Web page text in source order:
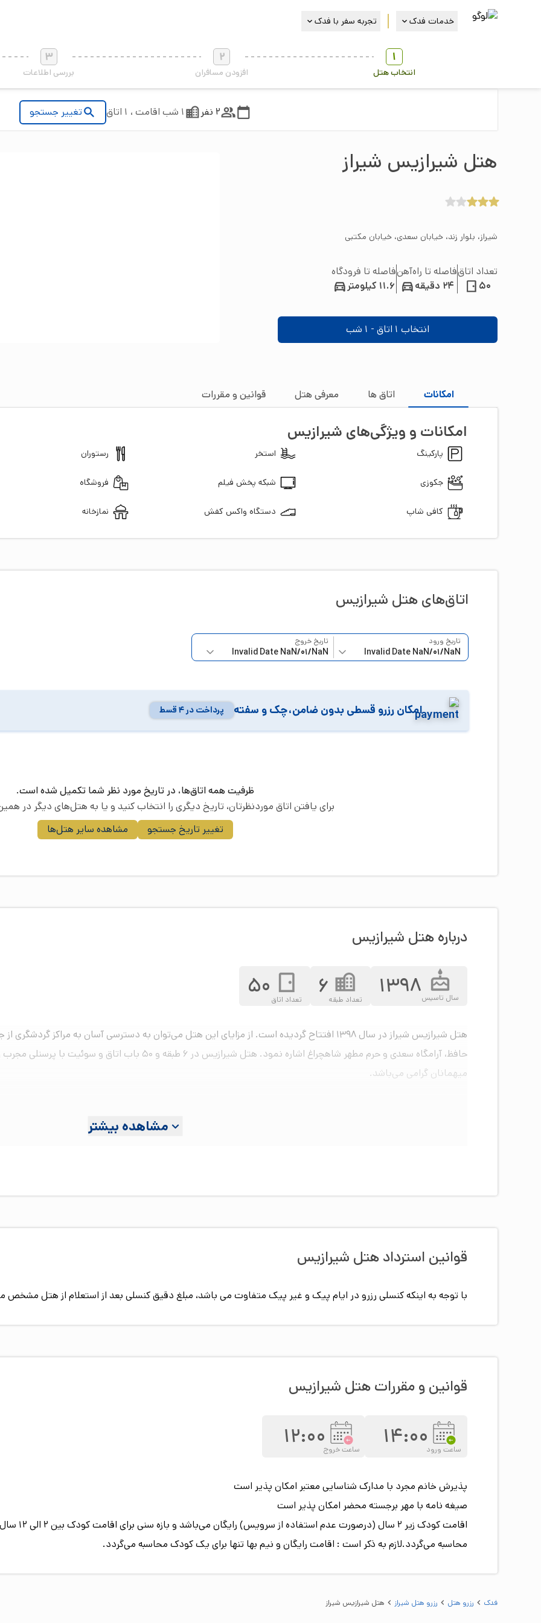
خدمات فدک تجربه سفر با فدک
1
انتخاب هتل
2
افزودن مسافران
3
بررسی اطلاعات
2 نفر 1 شب اقامت ، 1 اتاق تغییر جستجو
هتل شیرازیس شيراز
شیراز، بلوار زند، خیابان سعدی، خیابان مکتبی
تعداد اتاق
50
فاصله تا راه‌آهن
24 دقیقه
فاصله تا فرودگاه
11.6 کیلومتر
انتخاب 1 اتاق - 1 شب
امکانات اتاق‌ ها معرفی هتل قوانین و مقررات
امکانات و ویژگی‌های شیرازیس
پارکینگ
جکوزی
کافی شاپ
استخر
شبکه پخش فیلم
دستگاه واکس کفش
رستوران
فروشگاه
نمازخانه
اتاق‌‌های هتل شیرازیس
تاریخ ورود تاریخ خروج
امکان رزرو قسطی بدون ضامن،چک و سفته پرداخت در ۴ قسط
ظرفیت همه اتاق‌ها، در تاریخ مورد نظر شما تکمیل شده است.
برای یافتن اتاق موردنظرتان، تاریخ دیگری را انتخاب کنید و یا به هتل‌های دیگر در
تغییر تاریخ جستجو
مشاهده سایر هتل‌ها
درباره هتل شیرازیس
سال تاسیس1398 تعداد طبقه6 تعداد اتاق 50
هتل شیرازیس شیراز در سال ۱۳۹۸ افتتاح گردیده است. از مزایای این هتل می‌توان به دسترسی آسان به مراکز
حافظ، آرامگاه سعدی و حرم مطهر شاهچراغ اشاره نمود. هتل شیرازیس در
میهمانان گرامی می‌باشد.
مشاهده بیشتر
قوانین استرداد هتل شیرازیس
با توجه به اینکه کنسلی رزرو در ایام پیک و غیر پیک متفاوت می باشد، مبلغ دقیق کنسلی بعد از استعلام از هتل
قوانین و مقررات هتل شیرازیس
ساعت ورود14:00 ساعت خروج12:00
پذیرش خانم مجرد با مدارک شناسایی معتبر امکان پذیر است
صیغه نامه با مهر برجسته محضر امکان پذیر است
اقامت
محاسبه می‌گردد.لازم به ذکر است : اقامت رایگان و نیم بها تنها برای یک کودک محاسبه می‌گردد.
فدک رزرو هتل رزرو هتل شيراز هتل شیرازیس شيراز